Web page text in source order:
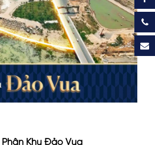
Phân Khu Đảo Vua